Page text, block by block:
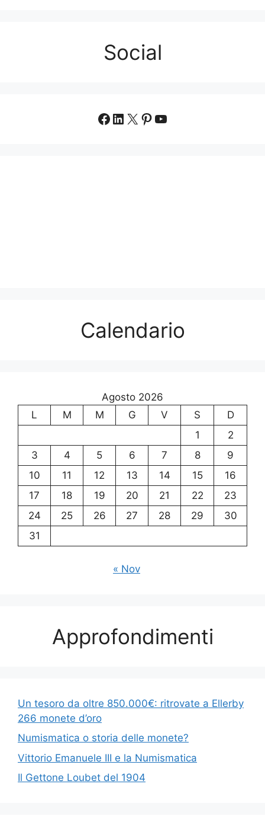
Social
Facebook
LinkedIn
X Pinterest
YouTube
Calendario
Agosto 2026
L
M M G V S
D
1
2
3
4 5 6 7 8
9
10
11 12 13 14 15
16
17
18 19 20 21 22
23
24
25 26 27 28 29
30
31
« Nov
Approfondimenti
Un tesoro da oltre 850.000€: ritrovate a Ellerby
266 monete d’oro
Numismatica o storia delle monete?
Vittorio Emanuele III e la Numismatica
Il Gettone Loubet del 1904